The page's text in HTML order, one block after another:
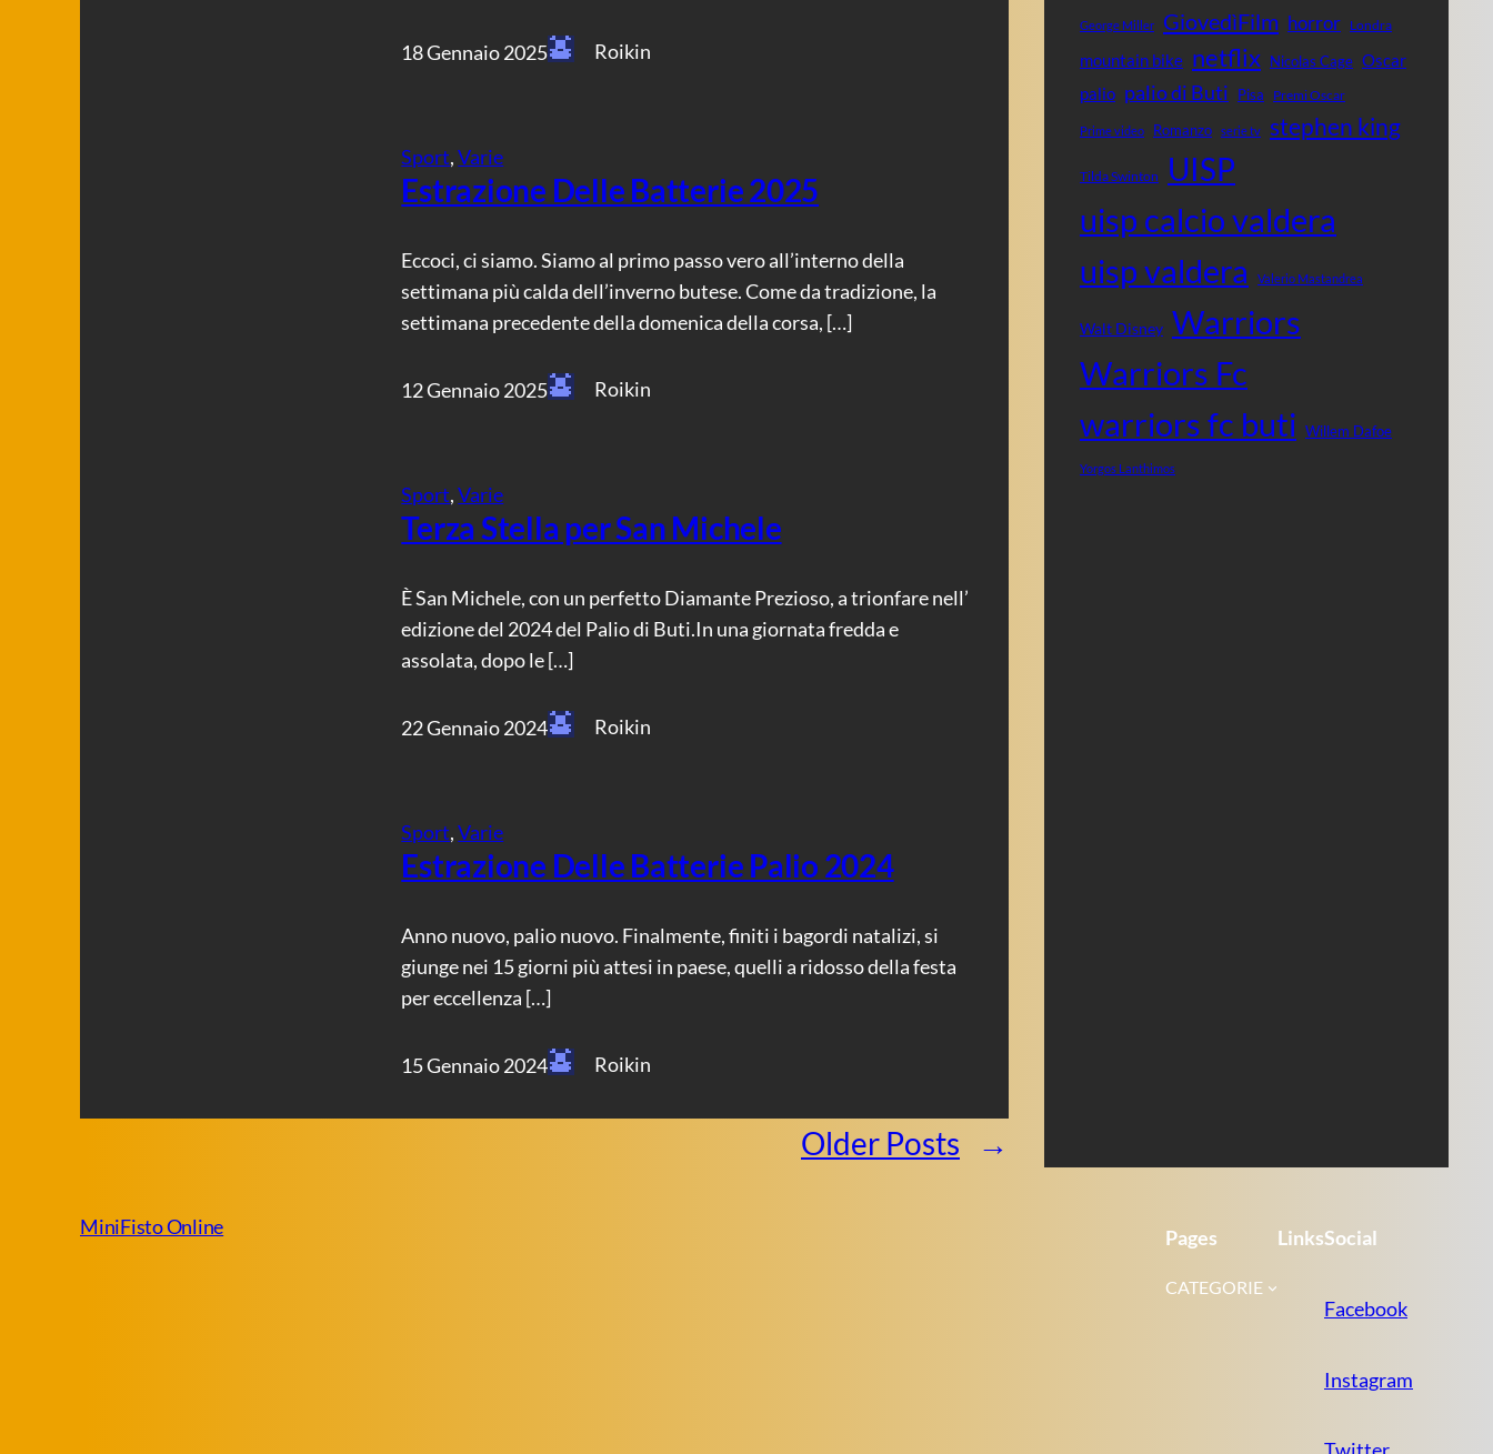
18 Gennaio 2025 Roikin
Sport, Varie
Estrazione Delle Batterie 2025
Eccoci, ci siamo. Siamo al primo passo vero all’interno della
settimana più calda dell’inverno butese. Come da tradizione, la
settimana precedente della domenica della corsa, […]
12 Gennaio 2025 Roikin
Sport, Varie
Terza Stella per San Michele
È San Michele, con un perfetto Diamante Prezioso, a trionfare nell’
edizione del 2024 del Palio di Buti.In una giornata fredda e
assolata, dopo le […]
22 Gennaio 2024 Roikin
Sport, Varie
Estrazione Delle Batterie Palio 2024
Anno nuovo, palio nuovo. Finalmente, finiti i bagordi natalizi, si
giunge nei 15 giorni più attesi in paese, quelli a ridosso della festa
per eccellenza […]
15 Gennaio 2024 Roikin
Older Posts →
George Miller GiovedìFilm horror Londra
mountain bike netflix Nicolas Cage Oscar
palio palio di Buti Pisa Premi Oscar
Prime video Romanzo serie tv stephen king
Tilda Swinton UISP
uisp calcio valdera
uisp valdera
Valerio Mastandrea
Walt Disney Warriors
Warriors Fc
warriors fc buti Willem Dafoe
Yorgos Lanthimos
MiniFisto Online Pages
CATEGORIE
LinksSocial
Facebook
Instagram